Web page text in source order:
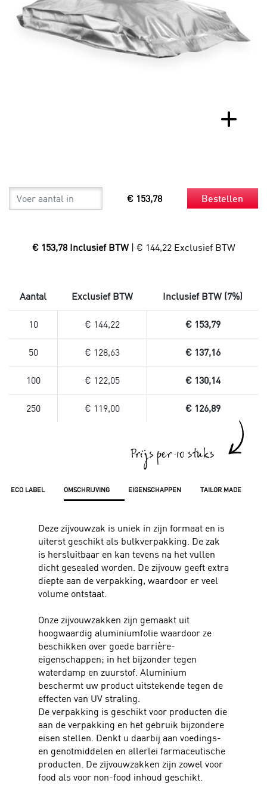
€ 153,78 Bestellen
€ 153,78 Inclusief BTW | € 144,22 Exclusief BTW
ECO LABEL OMSCHRIJVING EIGENSCHAPPEN TAILOR MADE
Deze zijvouwzak is uniek in zijn formaat en is
uiterst geschikt als bulkverpakking. De zak
is hersluitbaar en kan tevens na het vullen
dicht gesealed worden. De zijvouw geeft extra
diepte aan de verpakking, waardoor er veel
volume ontstaat.
Onze zijvouwzakken zijn gemaakt uit
hoogwaardig aluminiumfolie waardoor ze
beschikken over goede barrière-
eigenschappen; in het bijzonder tegen
waterdamp en zuurstof. Aluminium
beschermt uw product uitstekende tegen de
effecten van UV straling.
De verpakking is geschikt voor producten die
aan de verpakking en het gebruik bijzondere
eisen stellen. Denkt u daarbij aan voedings-
en genotmiddelen en allerlei farmaceutische
producten. De zijvouwzakken zijn zowel voor
food als voor non-food inhoud geschikt.
Aantal Exclusief BTW Inclusief BTW (7%)
10 € 144,22 € 153,79
50 € 128,63 € 137,16
100 € 122,05 € 130,14
250 € 119,00 € 126,89
Prijs per 10 stuks